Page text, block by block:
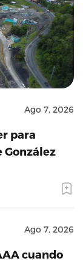
Ago 7, 2026
para
Ago 7, 2026
cuando